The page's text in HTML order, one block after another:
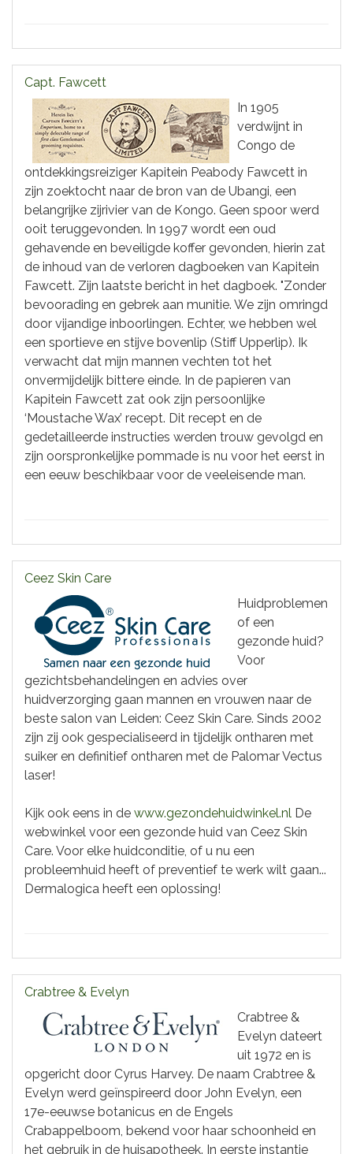
Capt. Fawcett
In 1905
verdwijnt in
Congo de
ontdekkingsreiziger Kapitein Peabody Fawcett in
zijn zoektocht naar de bron van de Ubangi, een
belangrijke zijrivier van de Kongo. Geen spoor werd
ooit teruggevonden. In 1997 wordt een oud
gehavende en beveiligde koffer gevonden, hierin zat
de inhoud van de verloren dagboeken van Kapitein
Fawcett. Zijn laatste bericht in het dagboek. "Zonder
bevoorading en gebrek aan munitie. We zijn omringd
door vijandige inboorlingen. Echter, we hebben wel
een sportieve en stijve bovenlip (Stiff Upperlip). Ik
verwacht dat mijn mannen vechten tot het
onvermijdelijk bittere einde. In de papieren van
Kapitein Fawcett zat ook zijn persoonlijke
‘Moustache Wax’ recept. Dit recept en de
gedetailleerde instructies werden trouw gevolgd en
zijn oorspronkelijke pommade is nu voor het eerst in
een eeuw beschikbaar voor de veeleisende man.
Ceez Skin Care
Huidproblemen
of een
gezonde huid?
Voor
gezichtsbehandelingen en advies over
huidverzorging gaan mannen en vrouwen naar de
beste salon van Leiden: Ceez Skin Care. Sinds 2002
zijn zij ook gespecialiseerd in tijdelijk ontharen met
suiker en definitief ontharen met de Palomar Vectus
laser!
Kijk ook eens in de www.gezondehuidwinkel.nl De
webwinkel voor een gezonde huid van Ceez Skin
Care. Voor elke huidconditie, of u nu een
probleemhuid heeft of preventief te werk wilt gaan...
Dermalogica heeft een oplossing!
Crabtree & Evelyn
Crabtree &
Evelyn dateert
uit 1972 en is
opgericht door Cyrus Harvey. De naam Crabtree &
Evelyn werd geïnspireerd door John Evelyn, een
17e-eeuwse botanicus en de Engels
Crabappelboom, bekend voor haar schoonheid en
het gebruik in de huisapotheek. In eerste instantie